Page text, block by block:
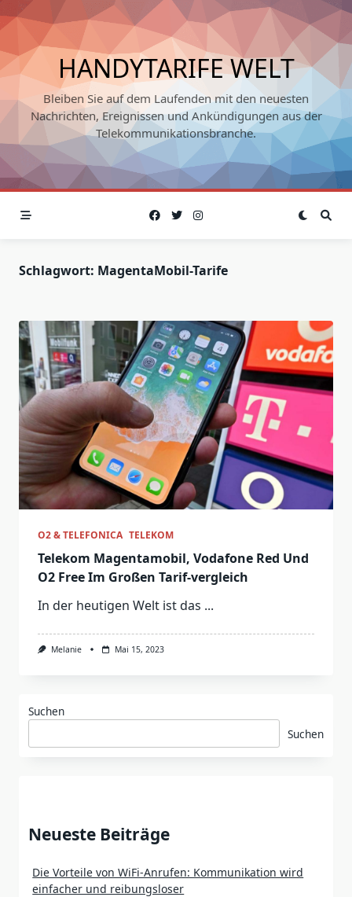
Skip
to
content
HANDYTARIFE WELT
Bleiben Sie auf dem Laufenden mit den neuesten
Nachrichten, Ereignissen und Ankündigungen aus der
Telekommunikationsbranche.
Schlagwort: MagentaMobil-Tarife
O2 & TELEFONICA TELEKOM
Telekom Magentamobil, Vodafone Red Und
O2 Free Im Großen Tarif-vergleich
In der heutigen Welt ist das ...
Melanie Mai 15, 2023
Suchen
Suchen
Neueste Beiträge
Die Vorteile von WiFi-Anrufen: Kommunikation wird
einfacher und reibungsloser